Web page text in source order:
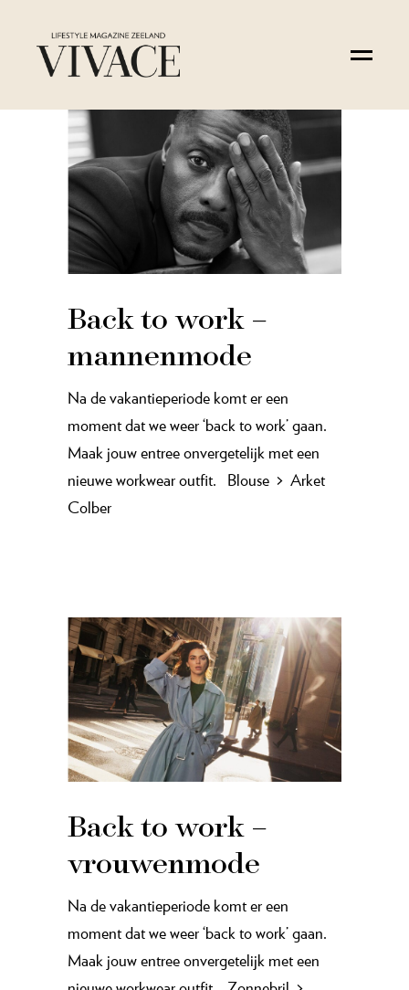
Back to work –
mannenmode
Na de vakantieperiode komt er een
moment dat we weer ‘back to work’ gaan.
Maak jouw entree onvergetelijk met een
nieuwe workwear outfit. Blouse > Arket
Colber
Back to work –
vrouwenmode
Na de vakantieperiode komt er een
moment dat we weer ‘back to work’ gaan.
Maak jouw entree onvergetelijk met een